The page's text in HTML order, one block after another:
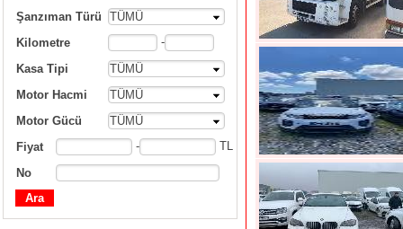
Şanzıman Türü
TÜMÜ
Kilometre
-
Kasa Tipi
TÜMÜ
Motor Hacmi
TÜMÜ
Motor Gücü
TÜMÜ
Fiyat
- TL
No